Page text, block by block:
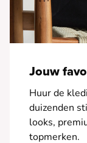
Jouw
Huur de
duizenden
looks,
topmerken.